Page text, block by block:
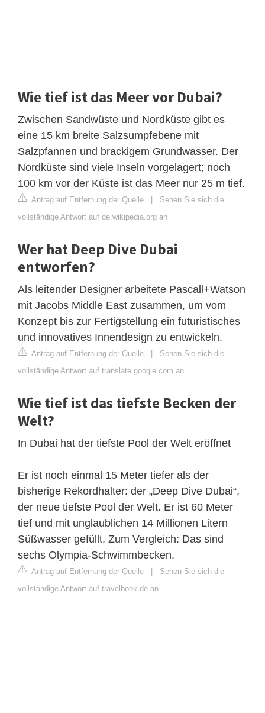
Wie tief ist das Meer vor Dubai?
Zwischen Sandwüste und Nordküste gibt es
eine 15 km breite Salzsumpfebene mit
Salzpfannen und brackigem Grundwasser. Der
Nordküste sind viele Inseln vorgelagert; noch
100 km vor der Küste ist das Meer nur 25 m tief.
Antrag auf Entfernung der Quelle | Sehen Sie sich die
vollständige Antwort auf de.wikipedia.org an
Wer hat Deep Dive Dubai
entworfen?
Als leitender Designer arbeitete Pascall+Watson
mit Jacobs Middle East zusammen, um vom
Konzept bis zur Fertigstellung ein futuristisches
und innovatives Innendesign zu entwickeln.
Antrag auf Entfernung der Quelle | Sehen Sie sich die
vollständige Antwort auf translate.google.com an
Wie tief ist das tiefste Becken der
Welt?
In Dubai hat der tiefste Pool der Welt eröffnet
Er ist noch einmal 15 Meter tiefer als der
bisherige Rekordhalter: der „Deep Dive Dubai“,
der neue tiefste Pool der Welt. Er ist 60 Meter
tief und mit unglaublichen 14 Millionen Litern
Süßwasser gefüllt. Zum Vergleich: Das sind
sechs Olympia-Schwimmbecken.
Antrag auf Entfernung der Quelle | Sehen Sie sich die
vollständige Antwort auf travelbook.de an